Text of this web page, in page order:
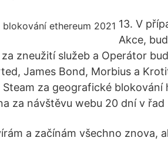
13. V
Akce,
zneužití služeb a Operátor
James Bond, Morbius a
za geografické blokování
za návštěvu webu 20 dní v řad
a začínám všechno znova,